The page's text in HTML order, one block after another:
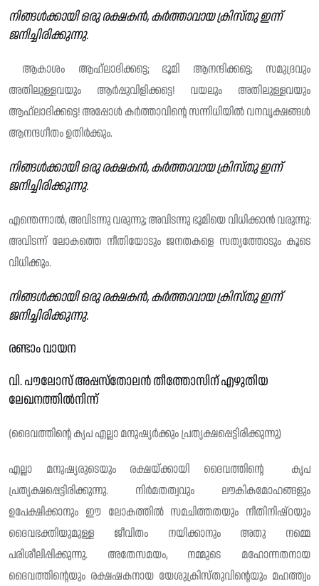
നിങ്ങൾക്കായി ഒരു രക്ഷകൻ, കർത്താവായ ക്രിസ്തു ഇന്ന്
ജനിച്ചിരിക്കുന്നു.
ആകാശം ആഹ്ലാദിക്കട്ടെ; ഭൂമി ആനന്ദിക്കട്ടെ; സമുദ്രവും
അതിലുള്ളവയും ആർപ്പുവിളിക്കട്ടെ! വയലും അതിലുള്ളവയും
ആഹ്ലാദിക്കട്ടെ! അപ്പോൾ കർത്താവിന്റെ സന്നിധിയിൽ വനവൃക്ഷങ്ങൾ
ആനന്ദഗീതം ഉതിർക്കും.
നിങ്ങൾക്കായി ഒരു രക്ഷകൻ, കർത്താവായ ക്രിസ്തു ഇന്ന്
ജനിച്ചിരിക്കുന്നു.
എന്തെന്നാൽ, അവിടന്നു വരുന്നു; അവിടന്നു ഭൂമിയെ വിധിക്കാൻ വരുന്നു:
അവിടന്ന് ലോകത്തെ നീതിയോടും ജനതകളെ സത്യത്തോടും കൂടെ
വിധിക്കും.
നിങ്ങൾക്കായി ഒരു രക്ഷകൻ, കർത്താവായ ക്രിസ്തു ഇന്ന്
ജനിച്ചിരിക്കുന്നു.
രണ്ടാം വായന
വി. പൗലോസ് അപ്പസ്തോലൻ തീത്തോസിന് എഴുതിയ
ലേഖനത്തിൽനിന്ന്
(ദൈവത്തിൻ്റെ ക്യപ എല്ലാ മനുഷ്യർക്കും പ്രത്യക്ഷപ്പെട്ടിരിക്കുന്നു)
എല്ലാ മനുഷ്യരുടെയും രക്ഷയ്ക്കായി ദൈവത്തിന്റെ കൃപ
പ്രത്യക്ഷപ്പെട്ടിരിക്കുന്നു. നിർമതത്വവും ലൗകികമോഹങ്ങളും
ഉപേക്ഷിക്കാനും ഈ ലോകത്തിൽ സമചിത്തതയും നീതിനിഷ്ഠയും
ദൈവഭക്തിയുമുള്ള ജീവിതം നയിക്കാനും അതു നമ്മെ
പരിശീലിപ്പിക്കുന്നു. അതേസമയം, നമ്മുടെ മഹോന്നതനായ
ദൈവത്തിന്റെയും രക്ഷഷകനായ യേശുക്രിസ്തുവിന്റെയും മഹത്ത്വം